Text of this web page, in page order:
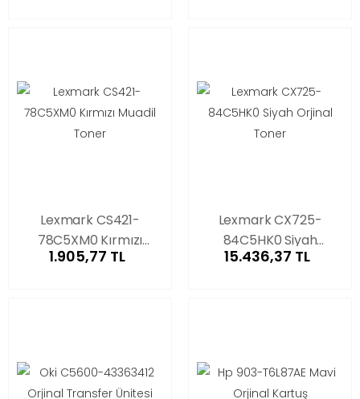
Lexmark CS421-
78C5XM0 Kırmızı
Muadil Toner
1.905,77 TL
Lexmark CX725-
84C5HK0 Siyah
Orjinal Toner
15.436,37 TL